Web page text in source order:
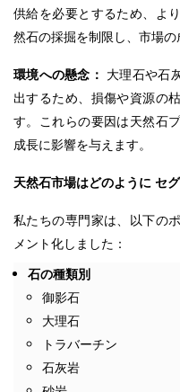
供給を必要とするため、よ
然石の採掘を制限し、市場の
環境への懸念： 大理石や石
出するため、損傷や資源の
す。これらの要因は天然石
成長に影響を与えます。
天然石市場はどのように セ
私たちの専門家は、以下の
メント化しました：
石の種類別
御影石
大理石
トラバーチン
石灰岩